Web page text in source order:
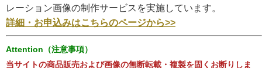
レーション画像の制作サービスを実施しています。
詳細・お申込みはこちらのページから>>
Attention（注意事項）
当サイトの商品販売および画像の無断転載・複製を固くお断りしま